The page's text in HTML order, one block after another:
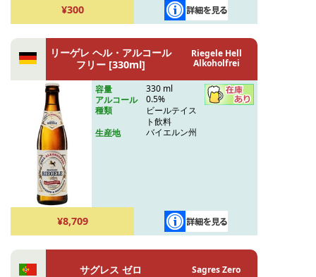
¥300
リーゲレ ヘル・アルコール
フリー [330ml]
Riegele Hell
Alkoholfrei
容量
330 ml
アルコール
0.5%
種類
ビールテイス
ト飲料
生産地
バイエルン州
¥8,709
サグレス ゼロ Sagres Zero